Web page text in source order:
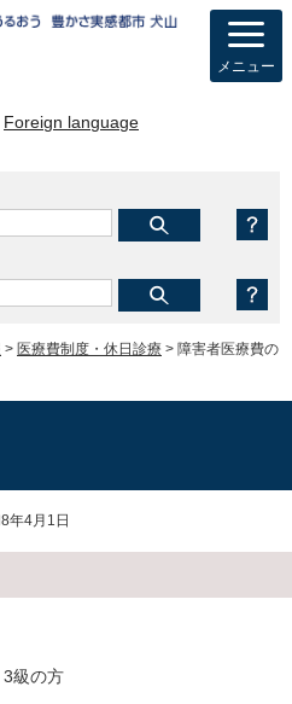
Foreign language
メニュー
> 医療費制度・休日診療 > 障害者医療費の
年4月1日
級の方